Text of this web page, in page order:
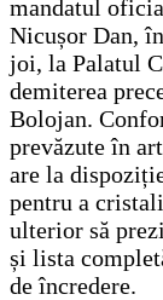
mandatul
Nicușor Dan,
joi, la Palatul
demiterea
Bolojan.
prevăzute în
are la
pentru a
ulterior să
și lista
de încredere.